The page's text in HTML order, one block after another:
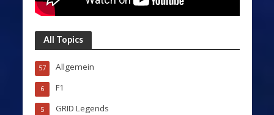
All Topics
Allgemein
57
F1
6
GRID Legends
5